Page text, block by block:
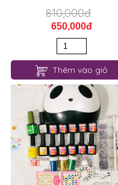
810,000đ
650,000đ
Thêm vào giỏ